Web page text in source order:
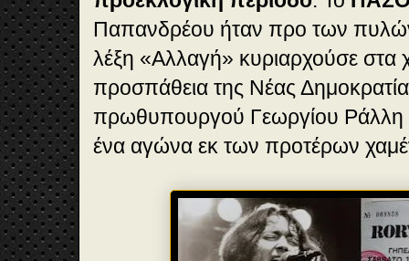
Παπανδρέου ήταν προ των πυλών
λέξη «Αλλαγή» κυριαρχούσε στα
προσπάθεια της Νέας
πρωθυπουργού Γεωργίου Ράλλη
ένα αγώνα εκ των προτέρων